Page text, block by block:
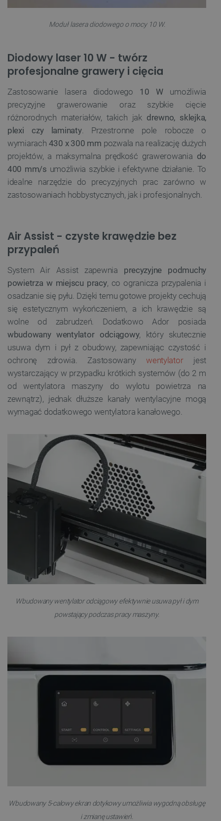
Moduł lasera diodowego o mocy 10 W.
Diodowy laser 10 W - twórz
profesjonalne grawery i cięcia
Zastosowanie lasera diodowego 10 Wumożliwia
precyzyjne grawerowanie oraz szybkie cięcie
różnorodnych materiałów, takich jak drewno, sklejka,
plexi czy laminaty. Przestronne pole robocze o
wymiarach 430 x 300 mm pozwala na realizację dużych
projektów, a maksymalna prędkość grawerowania do
400 mm/s umożliwia szybkie i efektywne działanie. To
idealne narzędzie do precyzyjnych prac zarówno w
zastosowaniach hobbystycznych, jak i profesjonalnych.
Air Assist - czyste krawędzie bez
przypaleń
System Air Assist zapewnia precyzyjne podmuchy
powietrza w miejscu pracy, co ogranicza przypalenia i
osadzanie się pyłu. Dzięki temu gotowe projekty cechują
się estetycznym wykończeniem, a ich krawędzie są
wolne od zabrudzeń. Dodatkowo Ador posiada
wbudowany wentylator odciągowy, który skutecznie
usuwa dym i pył z obudowy, zapewniając czystość i
ochronę zdrowia. Zastosowanywentylatorjest
wystarczający w przypadku krótkich systemów (do 2 m
od wentylatora maszyny do wylotu powietrza na
zewnątrz), jednak dłuższe kanały wentylacyjne mogą
wymagać dodatkowego wentylatora kanałowego.
Wbudowany wentylator odciągowy efektywnie usuwa pył i dym
powstający podczas pracy maszyny.
Wbudowany 5-calowy ekran dotykowy umożliwia wygodną obsługę
i zmianę ustawień.